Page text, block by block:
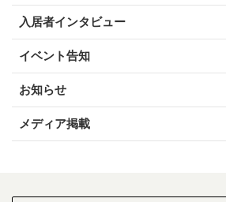
入居者インタビュー
イベント告知
お知らせ
メディア掲載